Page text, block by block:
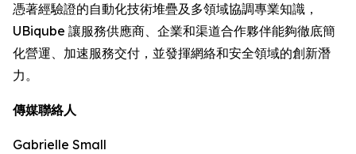
憑著經驗證的自動化技術堆疊及多領域協調專業知識，
UBiqube 讓服務供應商、企業和渠道合作夥伴能夠徹底簡
化營運、加速服務交付，並發揮網絡和安全領域的創新潛
力。
傳媒聯絡人
Gabrielle Small